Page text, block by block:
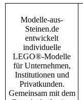
Modelle-aus-
Steinen.de
entwickelt
individuelle
LEGO®-Modelle
für Unternehmen,
Institutionen und
Privatkunden.
Gemeinsam mit dem